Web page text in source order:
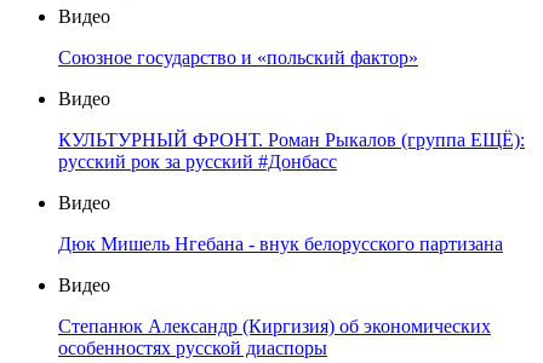
Видео
Союзное государство и «польский фактор»
Видео
КУЛЬТУРНЫЙ ФРОНТ. Роман Рыкалов (группа ЕЩЁ):
русский рок за русский #Донбасс
Видео
Дюк Мишель Нгебана - внук белорусского партизана
Видео
Степанюк Александр (Киргизия) об экономических
особенностях русской диаспоры